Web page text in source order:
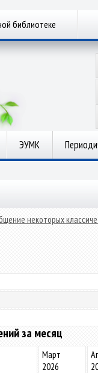
библиотеке
ЭУМК
некоторых
за месяц
Март
2026